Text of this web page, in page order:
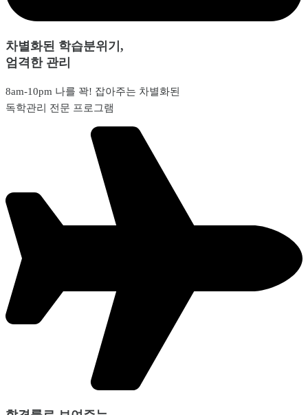
차별화된 학습분위기,
엄격한 관리
8am-10pm 나를 꽉! 잡아주는 차별화된
독학관리 전문 프로그램